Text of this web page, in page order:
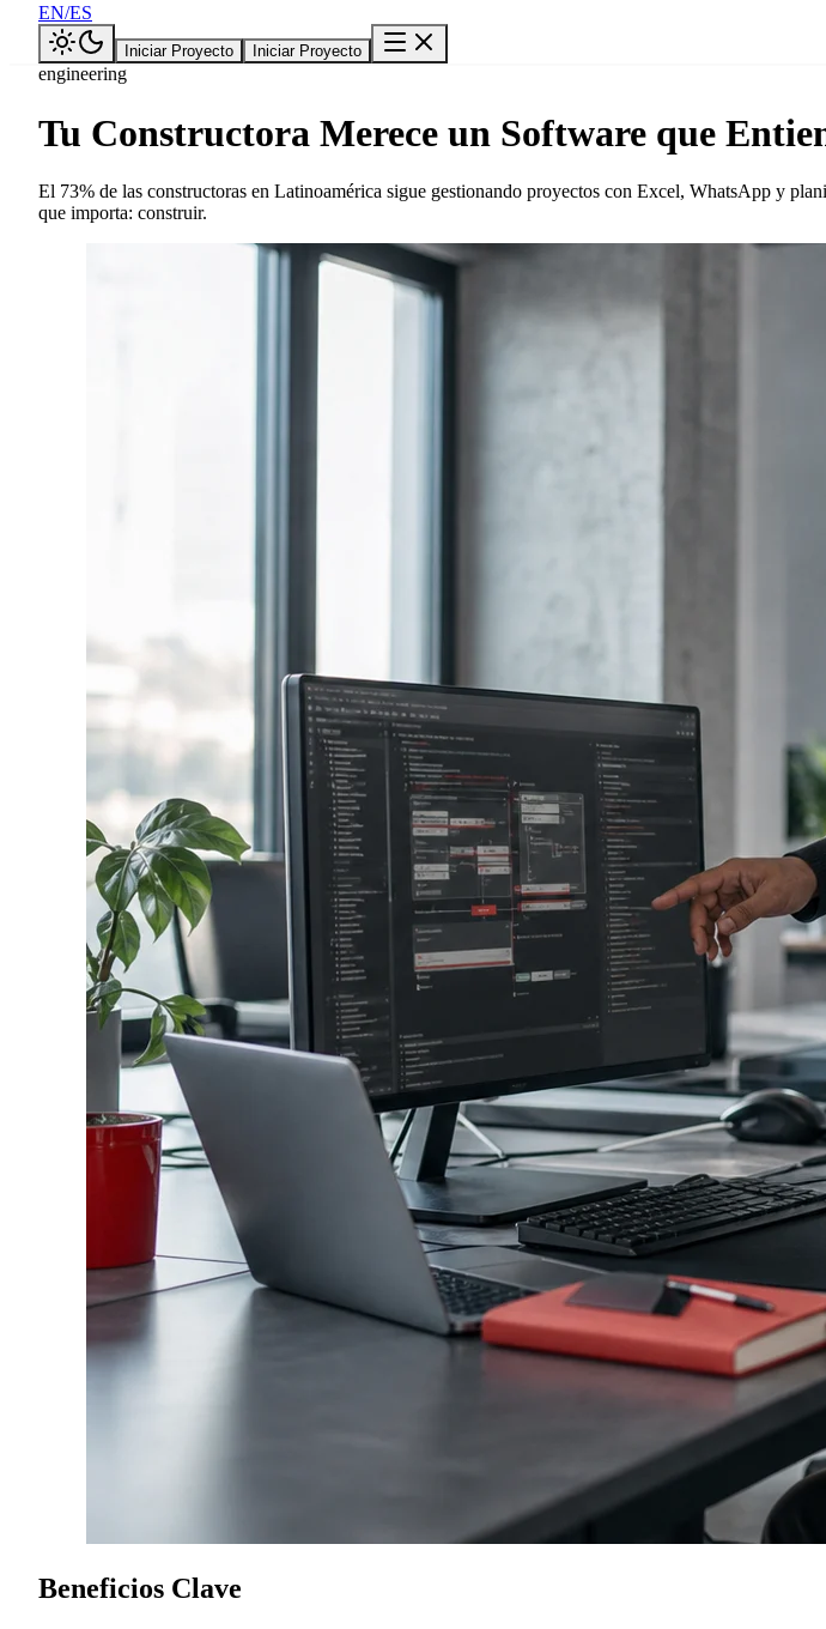
EN/ES
Iniciar Proyecto Iniciar Proyecto
engineering
Tu Constructora Merece un Software que
El 73% de las constructoras en Latinoamérica sigue gestionando proyectos con Excel, WhatsApp y
que importa: construir.
Beneficios Clave